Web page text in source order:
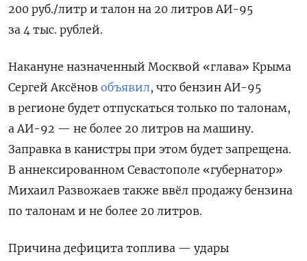
200 руб./литр и талон на 20 литров АИ-95
за 4 тыс. рублей.
Накануне назначенный Москвой «глава» Крыма
Сергей Аксёнов объявил, что бензин АИ-95
в регионе будет отпускаться только по талонам,
а АИ-92 — не более 20 литров на машину.
Заправка в канистры при этом будет запрещена.
В аннексированном Севастополе «губернатор»
Михаил Развожаев также ввёл продажу бензина
по талонам и не более 20 литров.
Причина дефицита топлива — удары